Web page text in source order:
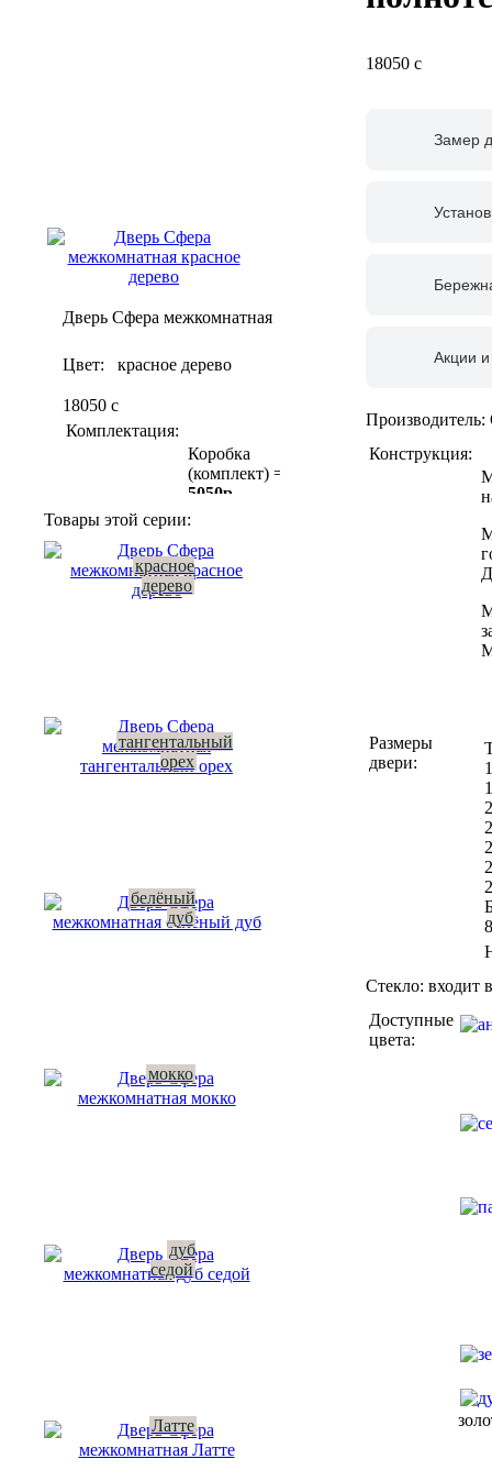
Дверь Сфера межкомнатная
Цвет: красное дерево
18050 c
Комплектация:
Коробка
(комплект) =
5050р
Наличник
(комплект) =
7200р
35350р
Цена со
Купить в 1 клик
Товары этой серии:
красное
дерево
тангентальный
орех
белёный
дуб
мокко
дуб
седой
Латте
18050 c
Замер
Акции и
Производитель:
Конструкция:
Размеры
двери:
Стекло: входит
Доступные
цвета: